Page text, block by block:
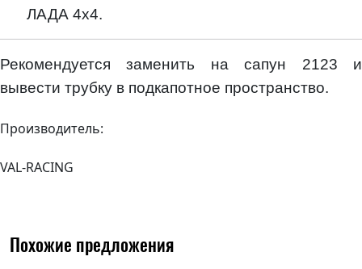
ЛАДА 4х4.
Рекомендуется заменить на сапун 2123 и
вывести трубку в подкапотное пространство.
Производитель:
VAL-RACING
Похожие предложения